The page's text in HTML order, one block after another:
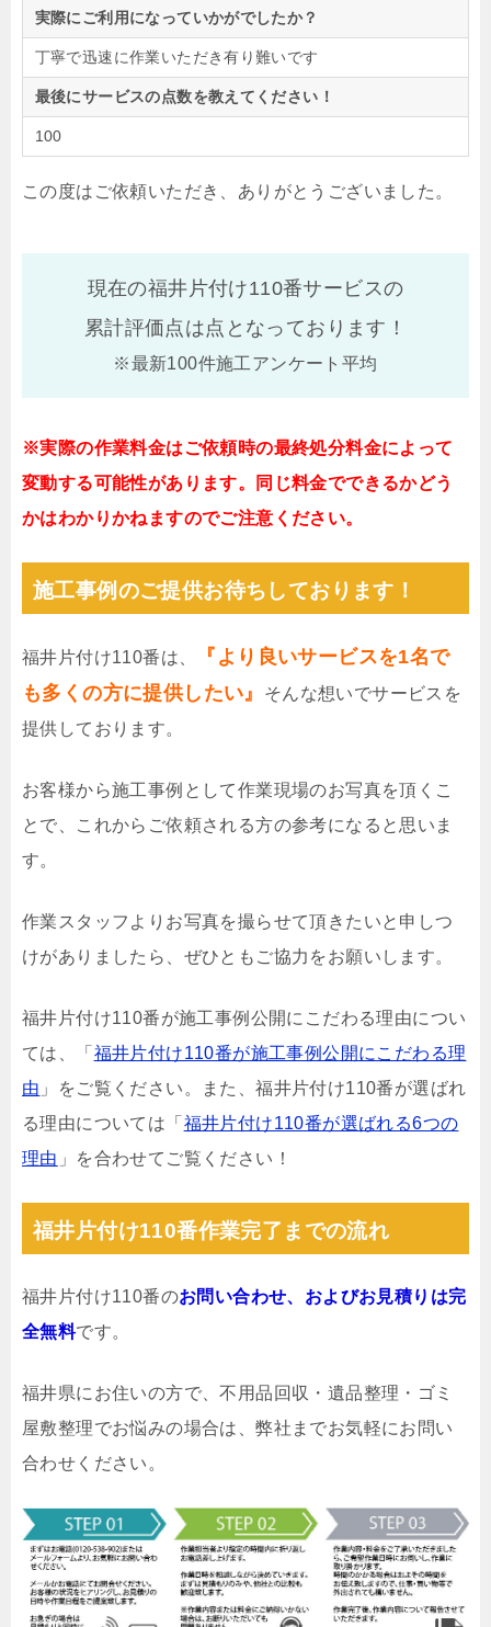
実際にご利用になっていかがでしたか？
丁寧で迅速に作業いただき有り難いです
最後にサービスの点数を教えてください！
100
この度はご依頼いただき、ありがとうございました。
現在の福井片付け110番サービスの
累計評価点は点となっております！
※最新100件施工アンケート平均
※実際の作業料金はご依頼時の最終処分料金によって
変動する可能性があります。同じ料金でできるかどう
かはわかりかねますのでご注意ください。
施工事例のご提供お待ちしております！
福井片付け110番は、
『より良いサービスを1名で
も多くの方に提供したい』
そんな想いでサービスを
提供しております。
お客様から施工事例として作業現場のお写真を頂くこ
とで、これからご依頼される方の参考になると思いま
す。
作業スタッフよりお写真を撮らせて頂きたいと申しつ
けがありましたら、ぜひともご協力をお願いします。
福井片付け110番が施工事例公開にこだわる理由につい
ては、「 福井片付け110番が施工事例公開にこだわる理
由 」をご覧ください。また、福井片付け110番が選ばれ
る理由については「 福井片付け110番が選ばれる6つの
理由 」を合わせてご覧ください！
福井片付け110番作業完了までの流れ
福井片付け110番のお問い合わせ、およびお見積りは完
全無料です。
福井県にお住いの方で、不用品回収・遺品整理・ゴミ
屋敷整理でお悩みの場合は、弊社までお気軽にお問い
合わせください。